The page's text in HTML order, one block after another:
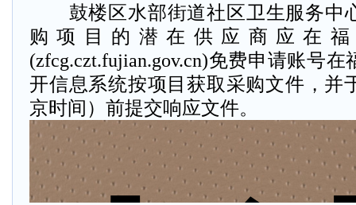
鼓楼区水部街道社区卫生服务中
购项目的潜在供应商应在
(zfcg.czt.fujian.gov.cn)免费申请账号
开信息系统按项目获取采购文件，并
京时间）前提交响应文件。